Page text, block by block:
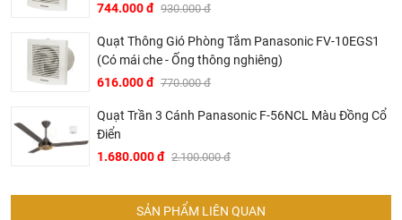
744.000 đ 930.000 đ
Quạt Thông Gió Phòng Tắm Panasonic FV-10EGS1
(Có mái che - Ống thông nghiêng)
616.000 đ 770.000 đ
Quạt Trần 3 Cánh Panasonic F-56NCL Màu Đồng Cổ
Điển
1.680.000 đ 2.100.000 đ
SẢN PHẨM LIÊN QUAN